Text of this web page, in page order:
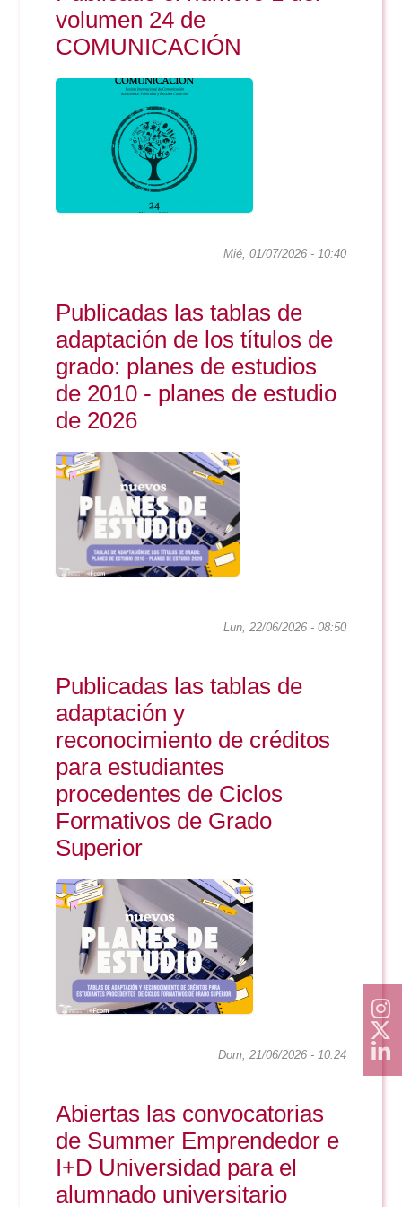
Comunicación Audiovisual
#YoPractico
Boletines
volumen 24 de
COMUNICACIÓN
Mié, 01/07/2026 - 10:40
Publicadas las tablas de
adaptación de los títulos de
grado: planes de estudios
de 2010 - planes de estudio
de 2026
Lun, 22/06/2026 - 08:50
Publicadas las tablas de
adaptación y
reconocimiento de créditos
para estudiantes
procedentes de Ciclos
Formativos de Grado
Superior
Dom, 21/06/2026 - 10:24
Abiertas las convocatorias
de Summer Emprendedor e
I+D Universidad para el
alumnado universitario